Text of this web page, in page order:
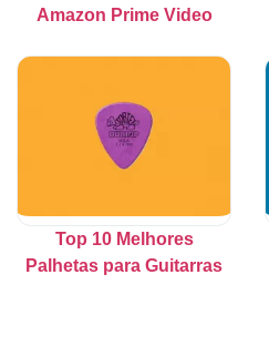
Amazon Prime Video
Top 10 Melhores
Palhetas para Guitarras